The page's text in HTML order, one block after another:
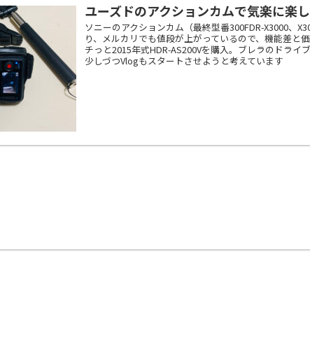
ユーズドのアクションカムで気楽に楽
ソニーのアクションカム（最終型番300FDR-X3000、
り、メルカリでも値段が上がっているので、機能差と
チっと2015年式HDR-AS200Vを購入。ブレラのドライ
少しづつVlogもスタートさせようと考えています